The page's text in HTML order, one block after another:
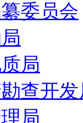
委员会
局
查开发
局